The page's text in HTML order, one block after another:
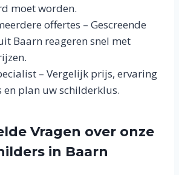
moet worden.
offertes – Gescreende
Baarn reageren snel met
– Vergelijk prijs, ervaring
en plan uw schilderklus.
Vragen over onze
in Baarn